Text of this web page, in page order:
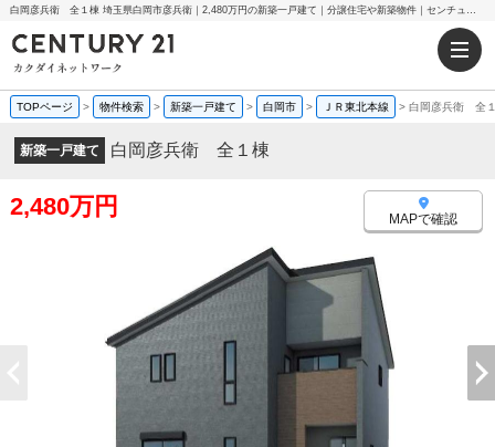
白岡彦兵衛 全１棟 埼玉県白岡市彦兵衛｜2,480万円の新築一戸建て｜分譲住宅や新築物件｜センチュリー21カクダイネットワーク
TOPページ > 物件検索 > 新築一戸建て > 白岡市 > ＪＲ東北本線 > 白岡彦兵衛 全
新築一戸建て 白岡彦兵衛 全１棟
2,480万円 MAPで確認